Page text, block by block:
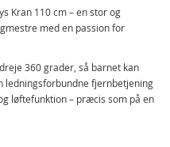
Kran 110 cm – en stor og
med en passion for
360 grader, så barnet kan
ledningsforbundne fjernbetjening
løftefunktion – præcis som på en
design inspirerer til kreativ